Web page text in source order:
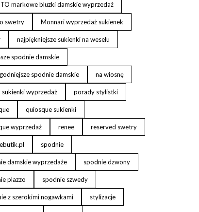
markowe bluzki damskie wyprzedaż
swetry Monnari wyprzedaż sukienek
najpiękniejsze sukienki na weselu
spodnie damskie
spodnie damskie na wiosnę
sukienki wyprzedaż porady stylistki
quiosque sukienki
wyprzedaż renee reserved swetry
spodnie
damskie wyprzedaże spodnie dzwony
plazzo spodnie szwedy
z szerokimi nogawkami stylizacje